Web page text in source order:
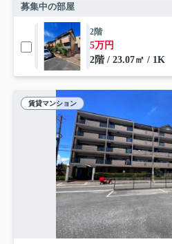
募集中の部屋
2階
5万円
2階 / 23.07㎡ / 1K
賃貸マンション